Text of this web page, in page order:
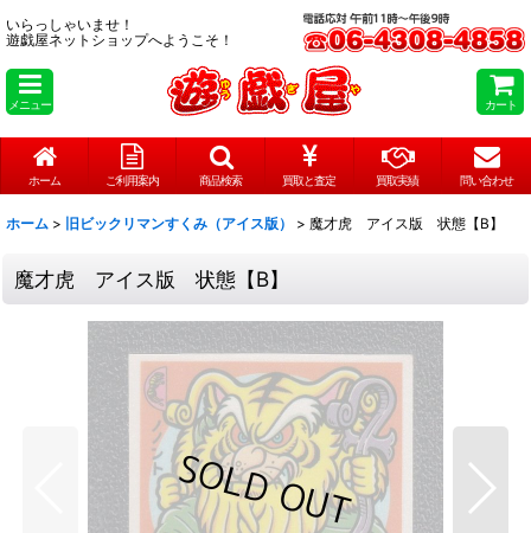
いらっしゃいませ！
遊戯屋ネットショップへようこそ！
メニュー カート
ホーム ご利用案内 商品検索 買取と査定 買取実績 問い合わせ
ホーム > 旧ビックリマンすくみ（アイス版） > 魔才虎 アイス版 状態【B】
魔才虎 アイス版 状態【B】